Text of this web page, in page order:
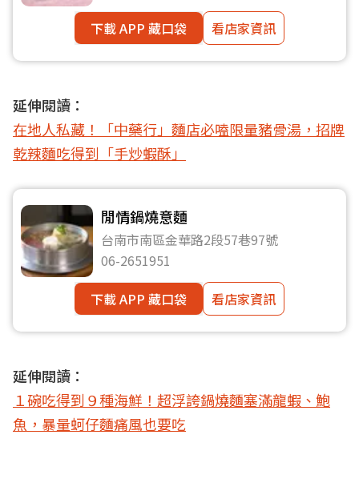
下載 APP 藏口袋
看店家資訊
延伸閱讀：
在地人私藏！「中藥行」麵店必嗑限量豬骨湯，招牌
乾辣麵吃得到「手炒蝦酥」
閒情鍋燒意麵
台南市南區金華路2段57巷97號
06-2651951
下載 APP 藏口袋
看店家資訊
延伸閱讀：
１碗吃得到９種海鮮！超浮誇鍋燒麵塞滿龍蝦、鮑
魚，暴量蚵仔麵痛風也要吃